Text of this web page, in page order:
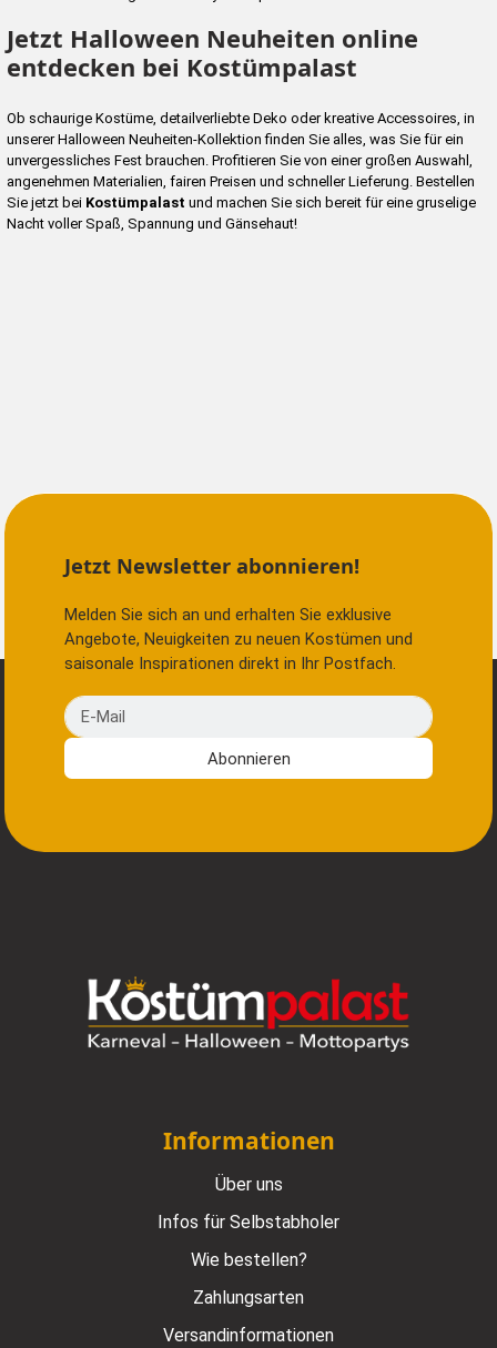
Jetzt Halloween Neuheiten online
entdecken bei Kostümpalast
Ob schaurige Kostüme, detailverliebte Deko oder kreative Accessoires, in
unserer Halloween Neuheiten-Kollektion finden Sie alles, was Sie für ein
unvergessliches Fest brauchen. Profitieren Sie von einer großen Auswahl,
angenehmen Materialien, fairen Preisen und schneller Lieferung. Bestellen
Sie jetzt bei Kostümpalast und machen Sie sich bereit für eine gruselige
Nacht voller Spaß, Spannung und Gänsehaut!
Jetzt Newsletter abonnieren!
Melden Sie sich an und erhalten Sie exklusive
Angebote, Neuigkeiten zu neuen Kostümen und
saisonale Inspirationen direkt in Ihr Postfach.
E-Mail
Abonnieren
Informationen
Über uns
Infos für Selbstabholer
Wie bestellen?
Zahlungsarten
Versandinformationen